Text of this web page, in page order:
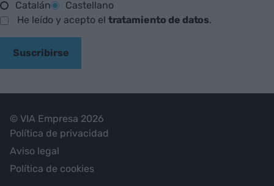
Catalán
Castellano
He leído y acepto el tratamiento de datos.
Suscribirse
© VIA Empresa 2026
Política de privacidad
Aviso legal
Política de cookies